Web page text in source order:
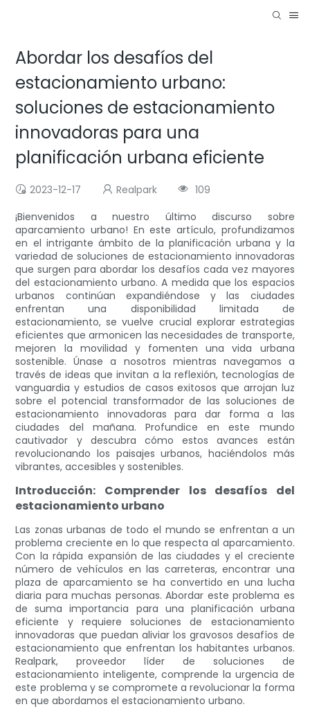
Abordar los desafíos del
estacionamiento urbano:
soluciones de estacionamiento
innovadoras para una
planificación urbana eficiente
2023-12-17 Realpark
109
¡Bienvenidos a nuestro último discurso sobre
aparcamiento urbano! En este artículo, profundizamos
en el intrigante ámbito de la planificación urbana y la
variedad de soluciones de estacionamiento innovadoras
que surgen para abordar los desafíos cada vez mayores
del estacionamiento urbano. A medida que los espacios
urbanos continúan expandiéndose y las ciudades
enfrentan una disponibilidad limitada de
estacionamiento, se vuelve crucial explorar estrategias
eficientes que armonicen las necesidades de transporte,
mejoren la movilidad y fomenten una vida urbana
sostenible. Únase a nosotros mientras navegamos a
través de ideas que invitan a la reflexión, tecnologías de
vanguardia y estudios de casos exitosos que arrojan luz
sobre el potencial transformador de las soluciones de
estacionamiento innovadoras para dar forma a las
ciudades del mañana. Profundice en este mundo
cautivador y descubra cómo estos avances están
revolucionando los paisajes urbanos, haciéndolos más
vibrantes, accesibles y sostenibles.
Introducción: Comprender los desafíos del
estacionamiento urbano
Las zonas urbanas de todo el mundo se enfrentan a un
problema creciente en lo que respecta al aparcamiento.
Con la rápida expansión de las ciudades y el creciente
número de vehículos en las carreteras, encontrar una
plaza de aparcamiento se ha convertido en una lucha
diaria para muchas personas. Abordar este problema es
de suma importancia para una planificación urbana
eficiente y requiere soluciones de estacionamiento
innovadoras que puedan aliviar los gravosos desafíos de
estacionamiento que enfrentan los habitantes urbanos.
Realpark, proveedor líder de soluciones de
estacionamiento inteligente, comprende la urgencia de
este problema y se compromete a revolucionar la forma
en que abordamos el estacionamiento urbano.